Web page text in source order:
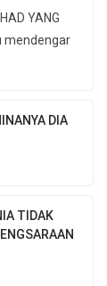
YANG
mendengar
DIA
TIDAK